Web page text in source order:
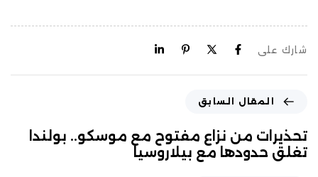
شارك على
المقال السابق
تحذيرات من نزاع مفتوح مع موسكو.. بولندا
تغلق حدودها مع بيلاروسيا